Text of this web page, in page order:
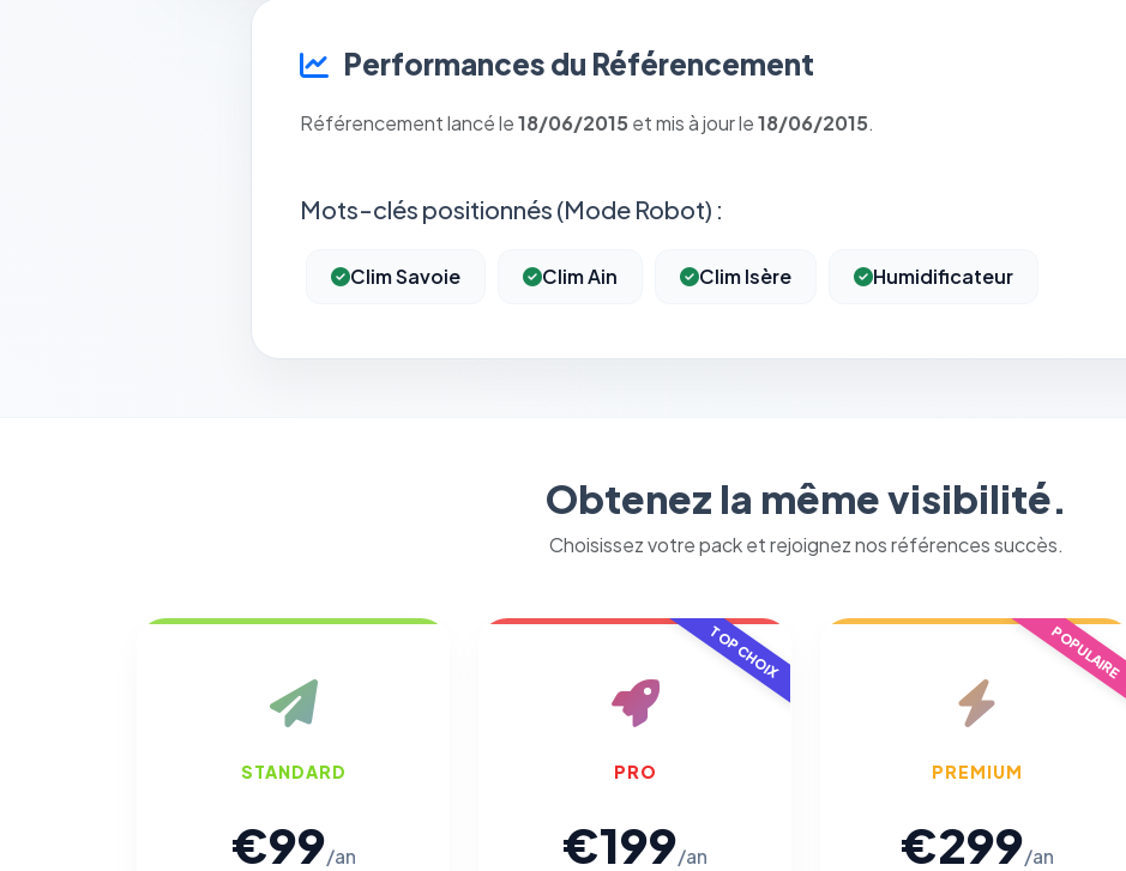
Performances du Référencement
Référencement lancé le18/06/2015 et mis à jour le18/06/2015.
Mots-clés positionnés (Mode Robot) :
Clim Savoie Clim Ain Clim Isère Humidificateur
Obtenez la même visibilité.
Choisissez votre pack et rejoignez nos références succès.
STANDARD
€99/an
TOP CHOIX
PRO
€199/an
POPULAIRE
PREMIUM
€299/an
⚙️
Cookies essentiels TOUJOURS ACTIF
Nécessaires au fonctionnement du site : session, sécurité,
mémorisation de vos choix de consentement. Ils ne peuvent
pas être désactivés.
Cookies analytiques
anonymisées via Google Analytics.